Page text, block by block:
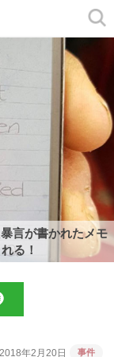
言が書かれたメモ
る！
2018年2月20日 事件